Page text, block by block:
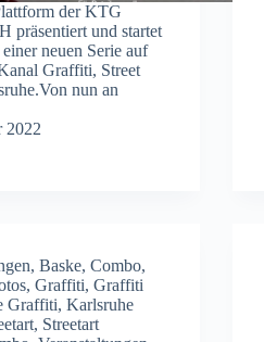
der KTG
präsentiert und startet
neuen Serie auf
Graffiti, Street
nun an
2022
,Baske,Combo,
,Graffiti,Graffiti
Graffiti,Karlsruhe
, Streetart